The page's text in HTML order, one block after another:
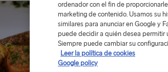
Gachas de
Miel, frutos rojos
ordenador con el fin de
marketing de contenido. Usamos su
similares para anunciar en Google y
puede decidir a quién desea permitir
Siempre puede cambiar su
Leer la política de cookies
Google policy